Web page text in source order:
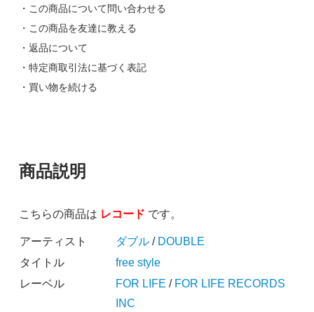
・この商品について問い合わせる
・この商品を友達に教える
・返品について
・特定商取引法に基づく表記
・買い物を続ける
商品説明
こちらの商品は レコード です。
アーティスト ダブル/ DOUBLE
タイトル
free style
レーベル
FOR LIFE / FOR LIFE RECORDS
INC